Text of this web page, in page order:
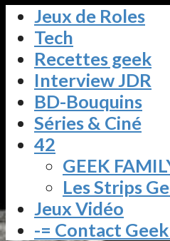
Jeux de Roles
Tech
Recettes geek
Interview JDR
BD-Bouquins
Séries & Ciné
42
GEEK
Les Strips
Jeux Vidéo
-= Contact